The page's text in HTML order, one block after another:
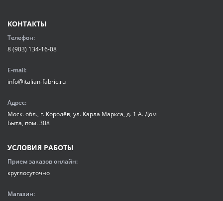
КОНТАКТЫ
Телефон:
8 (903) 134-16-08
E-mail:
info@italian-fabric.ru
Адрес:
Моск. обл., г. Королёв, ул. Карла Маркса, д. 1 А. Дом
Быта, пом. 308
УСЛОВИЯ РАБОТЫ
Прием заказов онлайн:
круглосуточно
Магазин: